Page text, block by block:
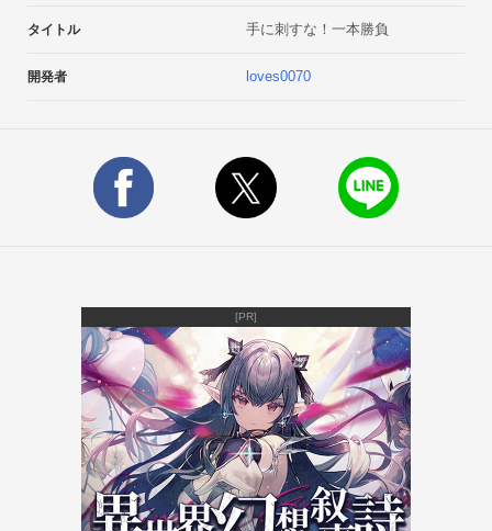
GREATが多いほど高得点を取れるようになります。早く的確に
アンドロイドアプリサイト「AndRock」に連載中
http://androck.jp/app/game/casual/tenisasuna-ipponshoubu/
タイトル 手に刺すな！一本勝負
開発者 loves0070
[PR]